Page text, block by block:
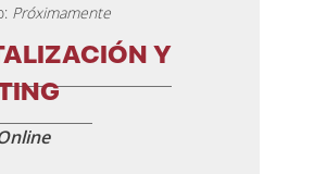
Próximamente
Y